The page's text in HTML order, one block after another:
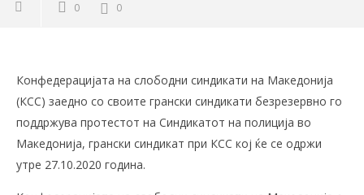
0 0
Конфедерацијата на слободни синдикати на Македонија
(КСС) заедно со своите грански синдикати безрезервно го
поддржува протестот на Синдикатот на полиција во
Македонија, грански синдикат при КСС кој ќе се одржи
утре 27.10.2020 година.